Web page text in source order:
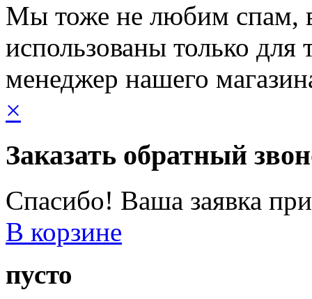
Мы тоже не любим спам,
использованы только для
менеджер нашего
×
Заказать обратный
Спасибо! Ваша заявка
В корзине
пусто